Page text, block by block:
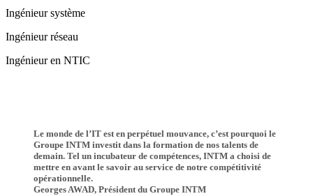
Ingénieur système
Ingénieur réseau
Ingénieur en NTIC
Le monde de l’IT est en perpétuel mouvance, c’est pourquoi le
Groupe INTM investit dans la formation de nos talents de
demain. Tel un incubateur de compétences, INTM a choisi de
mettre en avant le savoir au service de notre compétitivité
opérationnelle.
Georges AWAD, Président du Groupe INTM